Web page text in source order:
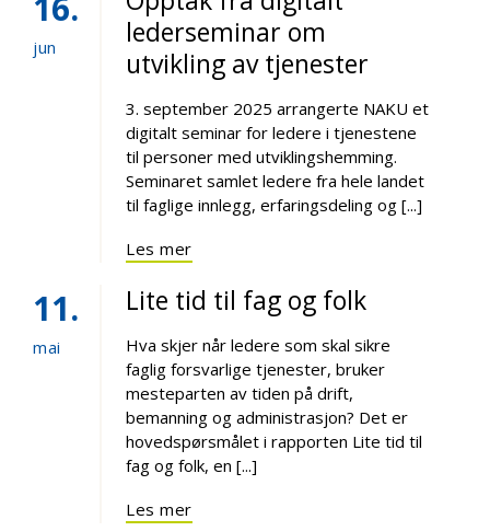
jun
lederseminar om
utvikling av tjenester
3. september 2025 arrangerte NAKU et
digitalt seminar for ledere i tjenestene
til personer med utviklingshemming.
Seminaret samlet ledere fra hele landet
til faglige innlegg, erfaringsdeling og [...]
Les mer
11
mai
Lite tid til fag og folk
Hva skjer når ledere som skal sikre
faglig forsvarlige tjenester, bruker
mesteparten av tiden på drift,
bemanning og administrasjon? Det er
hovedspørsmålet i rapporten Lite tid til
fag og folk, en [...]
Les mer